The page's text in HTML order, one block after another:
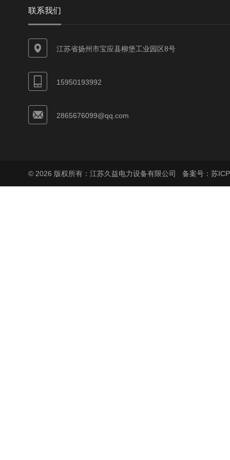
联系我们
江苏省扬州市宝应县柳堡工业园区8号
15950193992
2865676099@qq.com
© 2026 版权所有：江苏久益电力设备有限公司 备案号：苏